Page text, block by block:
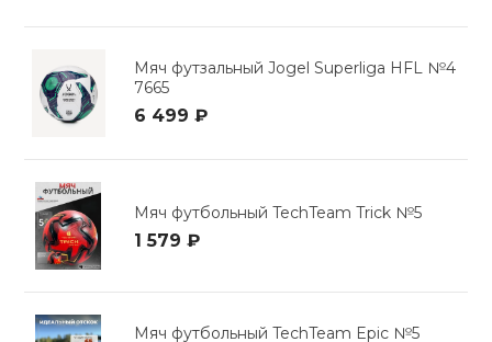
Мяч футзальный Jogel Superliga HFL №4
7665
6 499 ₽
Мяч футбольный TechTeam Trick №5
1 579 ₽
Мяч футбольный TechTeam Epic №5